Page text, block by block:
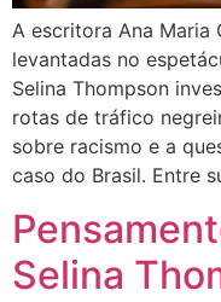
A escritora Ana Maria
levantadas no
Selina Thompson
rotas de tráfico
sobre racismo e a
caso do Brasil. Entre
Selina